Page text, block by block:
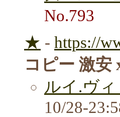
No.793
★ - https://
コピー 激安
ルイ.ヴ
10/28-